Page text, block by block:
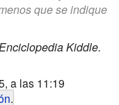
que se indique
Kiddle.
a las 11:19
.